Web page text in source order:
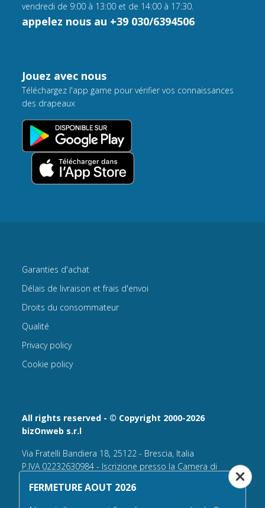
vendredi de 9:00 à 13:00 et de 14:00 à 17:30.
appelez nous au +39 030/6394506
Jouez avec nous
Téléchargez l'app game pour vérifier vos connaissances
des drapeaux
All rights reserved - © Copyright 2000-2026
bizOnweb s.r.l
Via Fratelli Bandiera 18, 25122 - Brescia, Italia
P.IVA 02232630984 - Iscrizione presso la Camera di
n° REA 432569 Capitale sociale versato Euro 25.000,00.
Garanties d'achat
Délais de livraison et frais d'envoi
Droits du consommateur
Qualité
Privacy policy
Cookie policy
FERMETURE AOUT 2026